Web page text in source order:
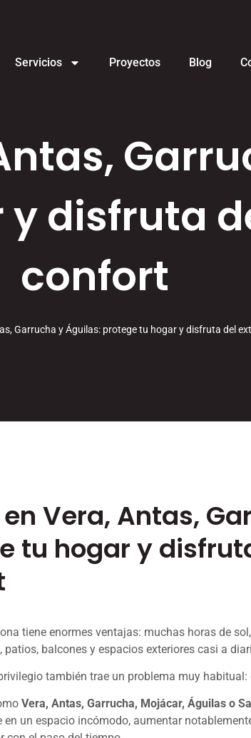
Servicios Proyectos Blog
disfruta
confort
Garrucha y Águilas: protege tu hogar y disfruta del
Vera, Antas,
tu hogar y
tiene enormes ventajas: muchas horas de
patios, balcones y espacios exteriores casi a
también trae un problema muy
Vera, Antas, Garrucha, Mojácar, Águilas o
en un espacio incómodo, aumentar